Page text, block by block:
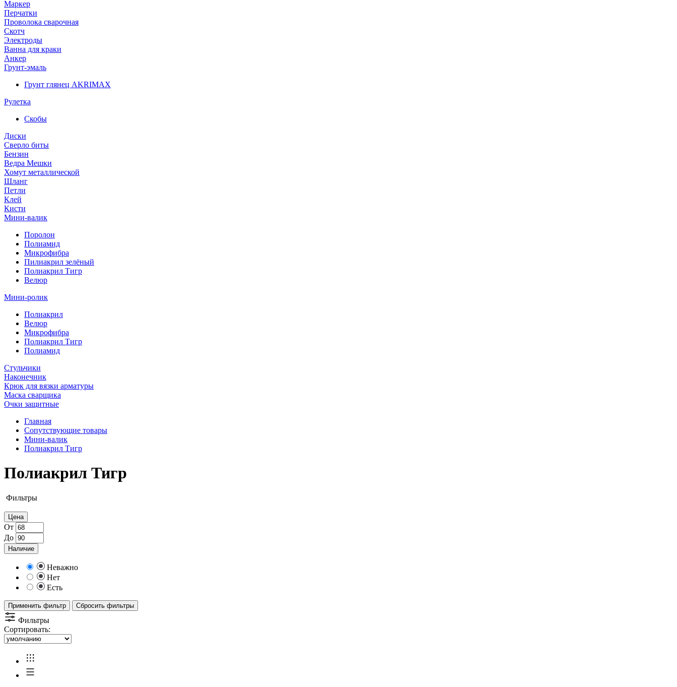
Маркер
Перчатки
Проволока сварочная
Скотч
Электроды
Ванна для краки
Анкер
Грунт-эмаль
Грунт глянец AKRIMAX
Рулетка
Скобы
Диски
Сверло биты
Бензин
Ведра Мешки
Хомут металлической
Шланг
Петли
Клей
Кисти
Мини-валик
Поролон
Полиамид
Микрофибра
Пилиакрил зелёный
Полиакрил Тигр
Велюр
Мини-ролик
Полиакрил
Велюр
Микрофибра
Полиакрил Тигр
Полиамид
Стульчики
Наконечник
Крюк для вязки арматуры
Маска сварщика
Очки защитные
Главная
Сопутствующие товары
Мини-валик
Полиакрил Тигр
Полиакрил Тигр
Фильтры
Цена
От
До
Наличие
Неважно
Нет
Есть
Применить фильтр Сбросить фильтры
Фильтры
Сортировать: